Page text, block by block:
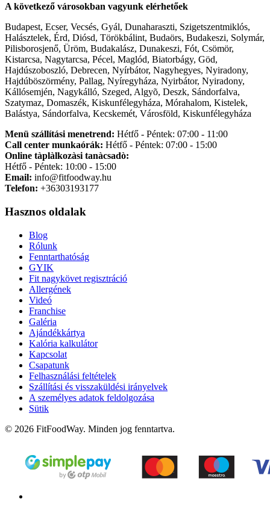
A következő városokban vagyunk elérhetőek
Budapest, Ecser, Vecsés, Gyál, Dunaharaszti, Szigetszentmiklós,
Halásztelek, Érd, Diósd, Törökbálint, Budaörs, Budakeszi, Solymár,
Pilisborosjenő, Üröm, Budakalász, Dunakeszi, Fót, Csömör,
Kistarcsa, Nagytarcsa, Pécel, Maglód, Biatorbágy, Göd,
Hajdúszoboszló, Debrecen, Nyírbátor, Nagyhegyes, Nyiradony,
Hajdúböszörmény, Pallag, Nyíregyháza, Nyirbátor, Nyiradony,
Kállósemjén, Nagykálló, Szeged, Algyõ, Deszk, Sándorfalva,
Szatymaz, Domaszék, Kiskunfélegyháza, Mórahalom, Kistelek,
Balástya, Sándorfalva, Kecskemét, Városföld, Kiskunfélegyháza
Menü szállítási menetrend: Hétfő - Péntek: 07:00 - 11:00
Call center munkaórák: Hétfő - Péntek: 07:00 - 15:00
Online tàplàlkozàsi tanàcsadò:
Hétfő - Péntek: 10:00 - 15:00
Email: info@fitfoodway.hu
Telefon: +36303193177
Hasznos oldalak
Blog
Rólunk
Fenntarthatóság
GYIK
Fit nagykövet regisztráció
Allergének
Videó
Franchise
Galéria
Ajándékkártya
Kalória kalkulátor
Kapcsolat
Csapatunk
Felhasználási feltételek
Szállítási és visszaküldési irányelvek
A személyes adatok feldolgozása
Sütik
© 2026 FitFoodWay. Minden jog fenntartva.